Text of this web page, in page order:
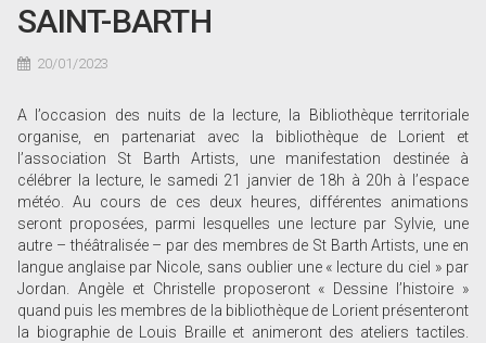
SAINT-BARTH
20/01/2023
A l’occasion des nuits de la lecture, la Bibliothèque territoriale
organise, en partenariat avec la bibliothèque de Lorient et
l’association St Barth Artists, une manifestation destinée à
célébrer la lecture, le samedi 21 janvier de 18h à 20h à l’espace
météo. Au cours de ces deux heures, différentes animations
seront proposées, parmi lesquelles une lecture par Sylvie, une
autre – théâtralisée – par des membres de St Barth Artists, une en
langue anglaise par Nicole, sans oublier une « lecture du ciel » par
Jordan. Angèle et Christelle proposeront « Dessine l’histoire »
quand puis les membres de la bibliothèque de Lorient présenteront
la biographie de Louis Braille et animeront des ateliers tactiles.